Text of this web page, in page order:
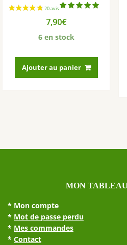
produit
7,90€
6 en stock
Ajouter au panier
MON
* Mon compte
* Mot de passe perdu
* Mes commandes
* Contact